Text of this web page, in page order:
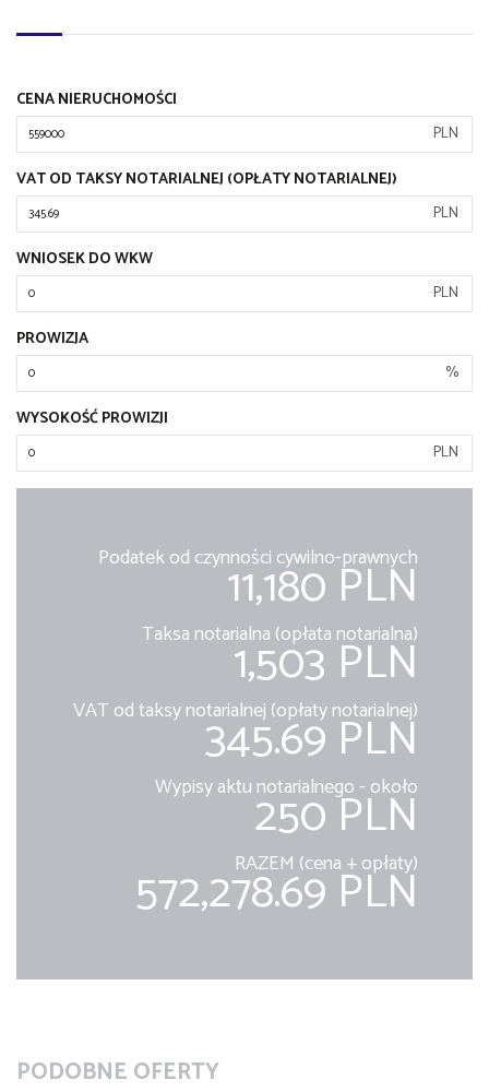
CENA NIERUCHOMOŚCI
PLN
VAT OD TAKSY NOTARIALNEJ (OPŁATY NOTARIALNEJ)
PLN
WNIOSEK DO WKW
PLN
PROWIZJA
%
WYSOKOŚĆ PROWIZJI
PLN
Podatek od czynności cywilno-prawnych
11,180 PLN
Taksa notarialna (opłata notarialna)
1,503 PLN
VAT od taksy notarialnej (opłaty notarialnej)
345.69 PLN
Wypisy aktu notarialnego - około
250 PLN
RAZEM (cena + opłaty)
572,278.69 PLN
PODOBNE OFERTY